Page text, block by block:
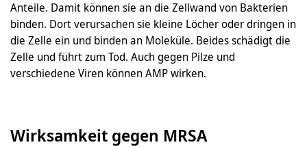
Anteile. Damit können sie an die Zellwand von Bakterien
binden. Dort verursachen sie kleine Löcher oder dringen in
die Zelle ein und binden an Moleküle. Beides schädigt die
Zelle und führt zum Tod. Auch gegen Pilze und
verschiedene Viren können AMP wirken.
Wirksamkeit gegen MRSA